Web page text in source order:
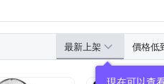
最新上架 價格低
現在可以查